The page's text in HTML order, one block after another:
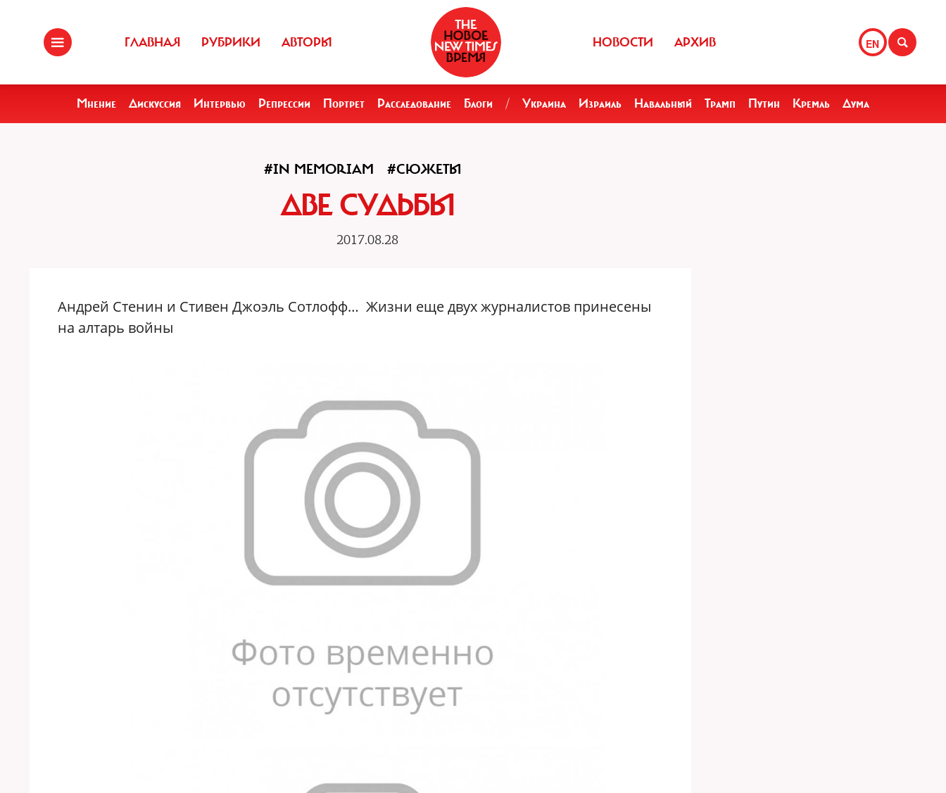
ГЛАВНАЯ РУБРИКИ АВТОРЫ EN
НОВОСТИ АРХИВ
Мнение Дискуссия Интервью Репрессии Портрет Расследование Блоги / Украина Израиль Навальный Трамп Путин Кремль Дума
#IN MEMORIAM #СЮЖЕТЫ
ДВЕ СУДЬБЫ
2017.08.28
Андрей Стенин и Стивен Джоэль Сотлофф… Жизни еще двух журналистов принесены
на алтарь войны